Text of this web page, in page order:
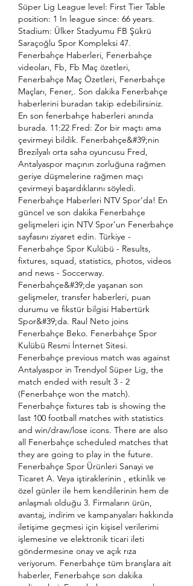
Süper Lig League level: First Tier Table
position: 1 In league since: 66 years.
Stadium: Ülker Stadyumu FB Şükrü
Saraçoğlu Spor Kompleksi 47.
Fenerbahçe Haberleri, Fenerbahçe
videoları, Fb, Fb Maç özetleri,
Fenerbahçe Maç Özetleri, Fenerbahçe
Maçları, Fener,. Son dakika Fenerbahçe
haberlerini buradan takip edebilirsiniz.
En son fenerbahçe haberleri anında
burada. 11:22 Fred: Zor bir maçtı ama
çevirmeyi bildik. Fenerbahçe&#39;nin
Brezilyalı orta saha oyuncusu Fred,
Antalyaspor maçının zorluğuna rağmen
geriye düşmelerine rağmen maçı
çevirmeyi başardıklarını söyledi.
Fenerbahçe Haberleri NTV Spor’da! En
güncel ve son dakika Fenerbahçe
gelişmeleri için NTV Spor’un Fenerbahçe
sayfasını ziyaret edin. Türkiye -
Fenerbahçe Spor Kulübü - Results,
fixtures, squad, statistics, photos, videos
and news - Soccerway.
Fenerbahçe&#39;de yaşanan son
gelişmeler, transfer haberleri, puan
durumu ve fikstür bilgisi Habertürk
Spor&#39;da. Raul Neto joins
Fenerbahçe Beko. Fenerbahçe Spor
Kulübü Resmi İnternet Sitesi.
Fenerbahçe previous match was against
Antalyaspor in Trendyol Süper Lig, the
match ended with result 3 - 2
(Fenerbahçe won the match).
Fenerbahçe fixtures tab is showing the
last 100 football matches with statistics
and win/draw/lose icons. There are also
all Fenerbahçe scheduled matches that
they are going to play in the future.
Fenerbahçe Spor Ürünleri Sanayi ve
Ticaret A. Veya iştiraklerinin , etkinlik ve
özel günler ile hem kendilerinin hem de
anlaşmalı olduğu 3. Firmaların ürün,
avantaj, indirim ve kampanyaları hakkında
iletişime geçmesi için kişisel verilerimi
işlemesine ve elektronik ticari ileti
göndermesine onay ve açık rıza
veriyorum. Fenerbahçe tüm branşlara ait
haberler, Fenerbahçe son dakika